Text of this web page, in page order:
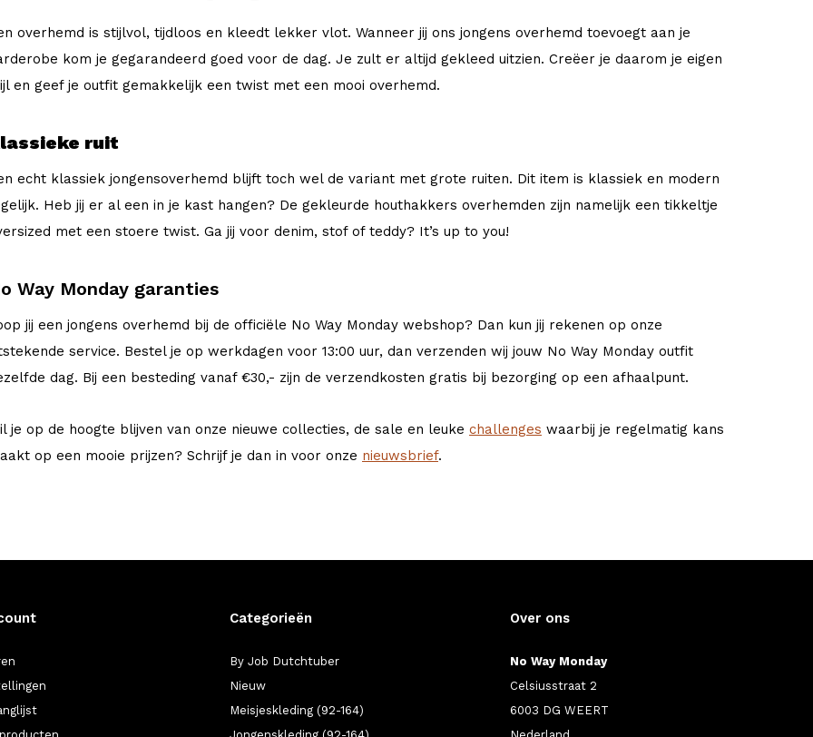
overhemd is stijlvol, tijdloos en kleedt lekker vlot. Wanneer jij ons jongens overhemd toevoegt aan je
kom je gegarandeerd goed voor de dag. Je zult er altijd gekleed uitzien. Creëer je daarom je eigen
en geef je outfit gemakkelijk een twist met een mooi overhemd.
ruit
echt klassiek jongensoverhemd blijft toch wel de variant met grote ruiten. Dit item is klassiek en modern
Heb jij er al een in je kast hangen? De gekleurde houthakkers overhemden zijn namelijk een tikkeltje
met een stoere twist. Ga jij voor denim, stof of teddy? It’s up to you!
Way Monday garanties
jij een jongens overhemd bij de officiële No Way Monday webshop? Dan kun jij rekenen op onze
service. Bestel je op werkdagen voor 13:00 uur, dan verzenden wij jouw No Way Monday outfit
dag. Bij een besteding vanaf €30,- zijn de verzendkosten gratis bij bezorging op een afhaalpunt.
je op de hoogte blijven van onze nieuwe collecties, de sale en leuke challenges waarbij je regelmatig kans
op een mooie prijzen? Schrijf je dan in voor onze nieuwsbrief.
Categorieën
By Job Dutchtuber
Nieuw
Meisjeskleding (92-164)
Over ons
No Way Monday
Celsiusstraat 2
6003 DG WEERT